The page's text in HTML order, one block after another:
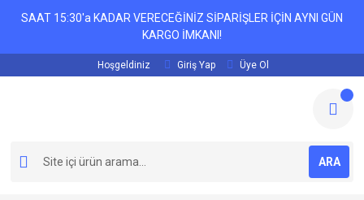
SAAT 15:30'a KADAR VERECEĞİNİZ SİPARİŞLER İÇİN AYNI GÜN
KARGO İMKANI!
Hoşgeldiniz Giriş Yap Üye Ol
ARA